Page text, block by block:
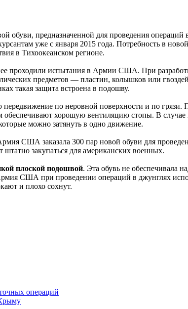
предназначенной для проведения операций
уже с января 2015 года. Потребность в
в Тихоокеанском регионе.
проходили испытания в Армии США. При
предметов — пластин, колышков или
такая защита встроена в подошву.
по неровной поверхности и по
хорошую вентиляцию стопы. В случае
можно затянуть в одно движение.
США заказала 300 пар новой обуви для
закупаться для американских военных.
плоской подошвой. Эта обувь не обеспечивала
США при проведении операций в джунглях
и плохо сохнут.
операций